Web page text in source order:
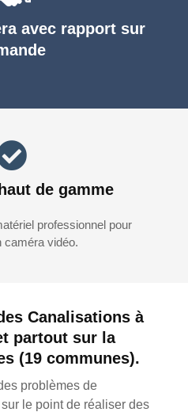
Canalisations à
partout sur la
(19 communes).
problèmes de
le point de réaliser des
avec rapport sur
de gamme
professionnel pour
caméra vidéo.